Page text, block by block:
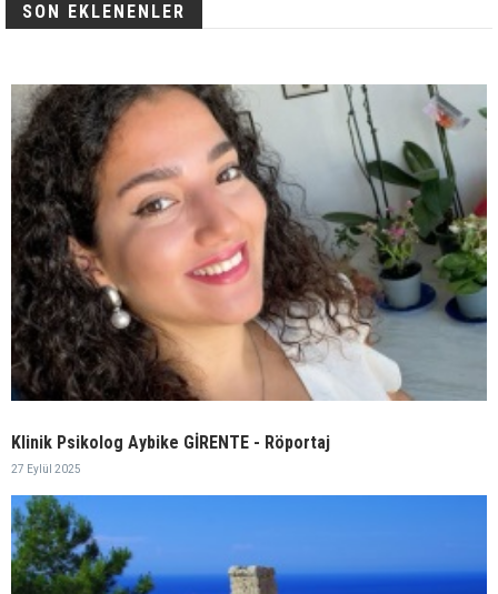
SON EKLENENLER
Klinik Psikolog Aybike GİRENTE - Röportaj
27 Eylül 2025